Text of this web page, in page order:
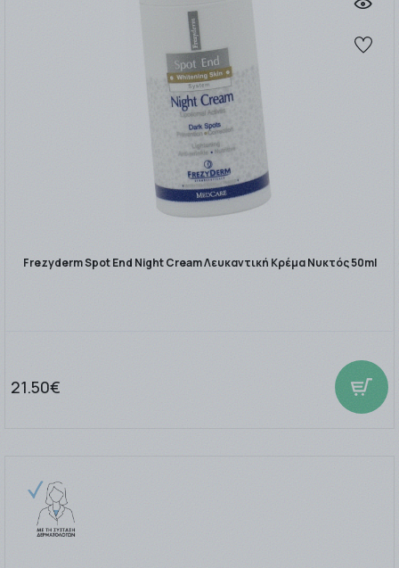
Frezyderm Spot End Night Cream Λευκαντική Κρέμα Νυκτός 50ml
21.50€